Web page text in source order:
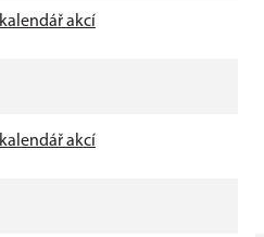
kalendář akcí
kalendář akcí